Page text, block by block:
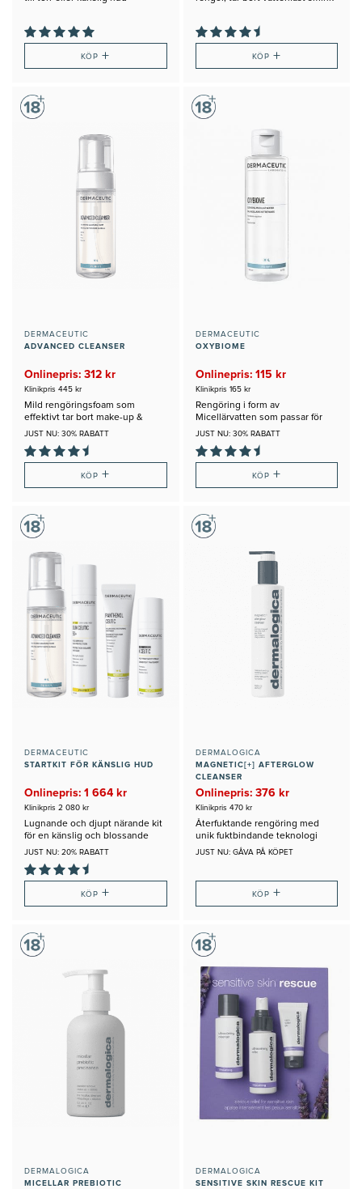
KÖP+ KÖP +
DERMACEUTIC
ADVANCED CLEANSER
Onlinepris: 312 kr
Klinikpris 445 kr
Mild rengöringsfoam som
effektivt tar bort make-up &
överskott av talg
JUST NU: 30% RABATT
KÖP+
DERMACEUTIC
OXYBIOME
Onlinepris: 115 kr
Klinikpris 165 kr
Rengöring i form av
Micellärvatten som passar för
alla Hudtyper
JUST NU: 30% RABATT
KÖP +
DERMACEUTIC
STARTKIT FÖR KÄNSLIG HUD
Onlinepris: 1 664 kr
Klinikpris 2 080 kr
Lugnande och djupt närande kit
för en känslig och blossande
hud
JUST NU: 20% RABATT
KÖP+
DERMALOGICA
MAGNETIC[+] AFTERGLOW
CLEANSER
Onlinepris: 376 kr
Klinikpris 470 kr
Återfuktande rengöring med
unik fuktbindande teknologi
JUST NU: GÅVA PÅ KÖPET
KÖP +
DERMALOGICA
MICELLAR PREBIOTIC
DERMALOGICA
SENSITIVE SKIN RESCUE KIT